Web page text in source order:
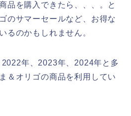
品を購入できたら、、、。と
のサマーセールなど、お得な
るのかもしれません。
年、2023年、2024年と多
＆オリゴの商品を利用してい